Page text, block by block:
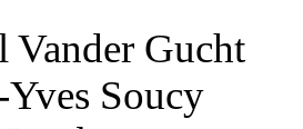
Vander Gucht
Yves Soucy